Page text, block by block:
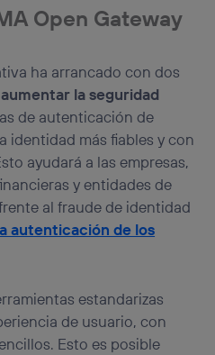
Open Gateway
ha arrancado con dos
aumentar la seguridad
de autenticación de
identidad más fiables y con
ayudará a las empresas,
y entidades de
al fraude de identidad
autenticación de los
estandarizas
de usuario, con
Esto es posible
inferior de esta página web o
de Utiq
Utiq